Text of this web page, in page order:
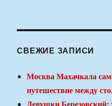
СВЕЖИЕ ЗАПИСИ
Москва Махачкала
путешествие между
Девушки Березовский: